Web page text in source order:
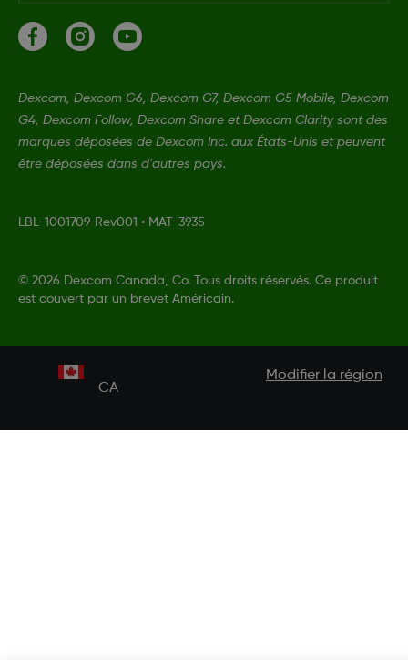
Dexcom, Dexcom G6, Dexcom G7, Dexcom G5 Mobile, Dexcom
G4, Dexcom Follow, Dexcom Share et Dexcom Clarity sont des
marques déposées de Dexcom Inc. aux États-Unis et peuvent
être déposées dans d'autres pays.
LBL-1001709 Rev001 • MAT-3935
© 2026 Dexcom Canada, Co. Tous droits réservés. Ce produit
est couvert par un brevet Américain.
CA
Modifier la région